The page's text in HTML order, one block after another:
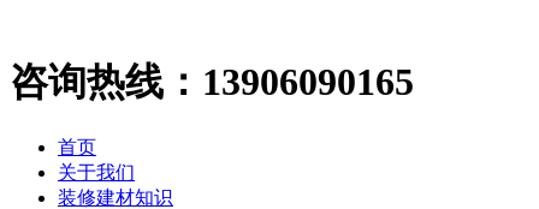
咨询热线： 13906090165
首页
关于我们
装修建材知识